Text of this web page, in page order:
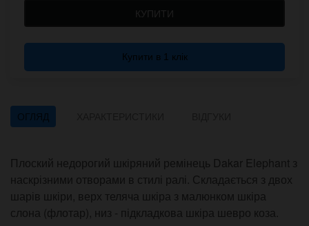
КУПИТИ
Купити в 1 клік
ОГЛЯД
Плоский недорогий шкіряний ремінець Dakar Elephant з
наскрізними отворами в стилі ралі. Складається з двох
шарів шкіри, верх теляча шкіра з малюнком шкіра
слона (флотар), низ - підкладкова шкіра шевро коза.